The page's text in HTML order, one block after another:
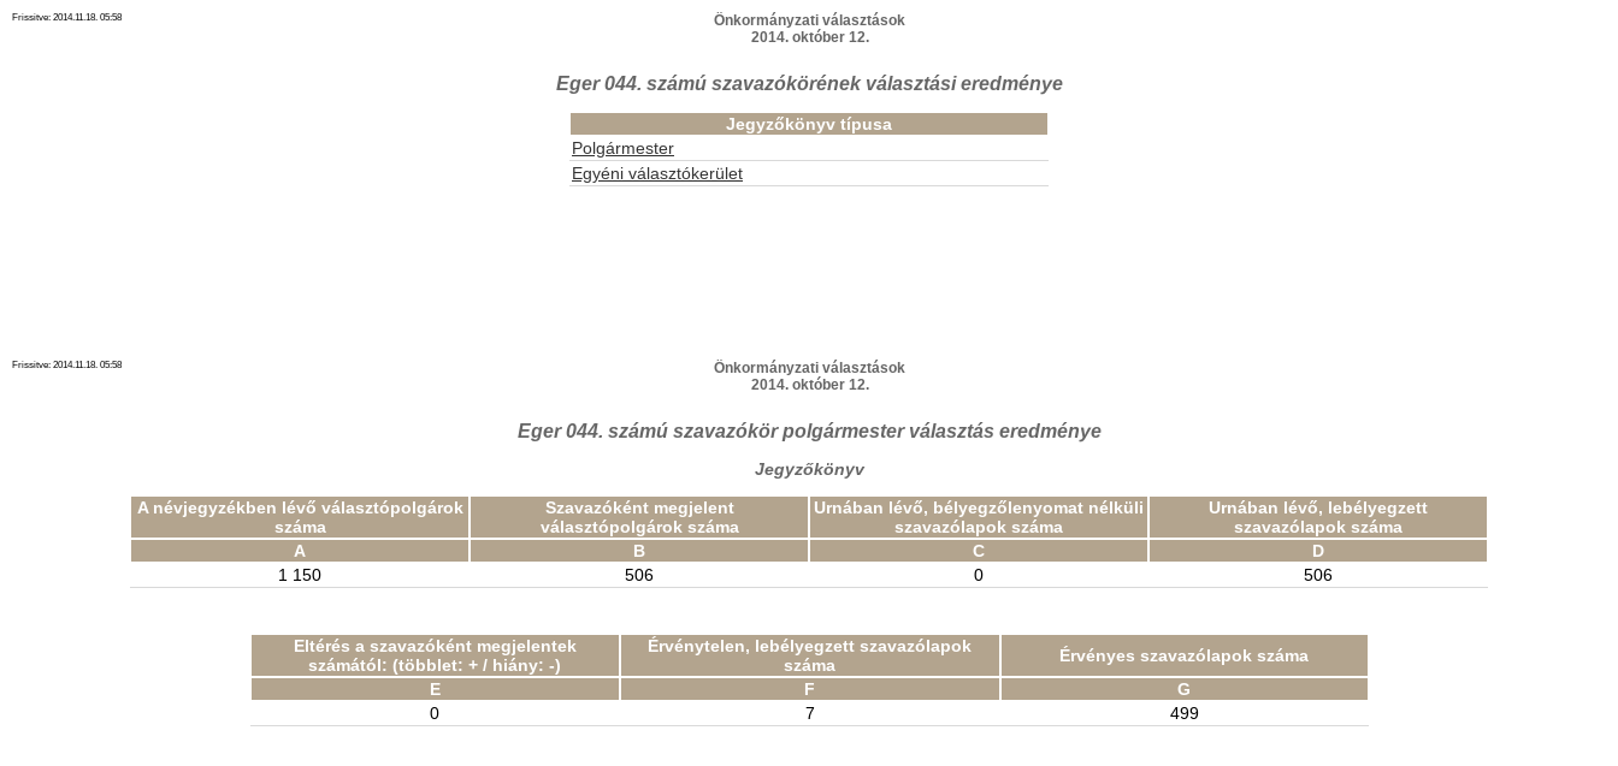
Frissitve: 2014.11.18. 05:58
Önkormányzati választások
2014. október 12.
Eger 044. számú szavazókörének választási eredménye
Jegyzőkönyv típusa
Polgármester
Egyéni választókerület
Frissitve: 2014.11.18. 05:58
Önkormányzati választások
2014. október 12.
Eger 044. számú szavazókör polgármester választás eredménye
Jegyzőkönyv
A névjegyzékben lévő választópolgárok
száma
Szavazóként megjelent
választópolgárok száma
Urnában lévő, bélyegzőlenyomat nélküli
szavazólapok száma
Urnában lévő, lebélyegzett
szavazólapok száma
A
B C
D
1 150
506 0 506
Eltérés a szavazóként megjelentek
számától: (többlet: + / hiány: -)
Érvénytelen, lebélyegzett szavazólapok
száma
Érvényes szavazólapok száma
E
F
G
0
7 499